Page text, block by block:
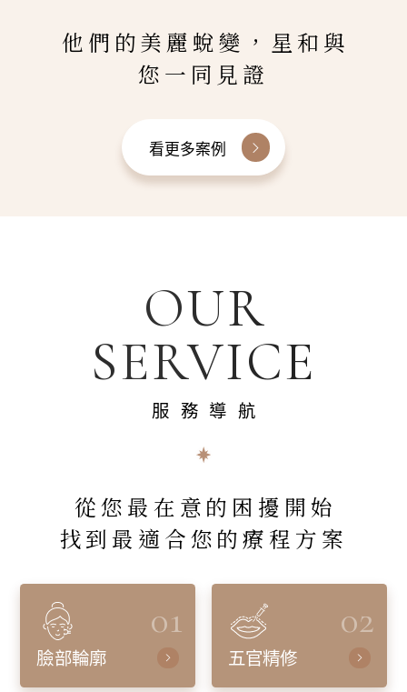
他們的美麗蛻變，星和與
您一同見證
看更多案例
OUR
SERVICE
服務導航
從您最在意的困擾開始
找到最適合您的療程方案
01
臉部輪廓
02
五官精修